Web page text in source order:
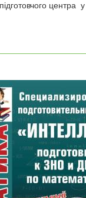
підготовчого центра